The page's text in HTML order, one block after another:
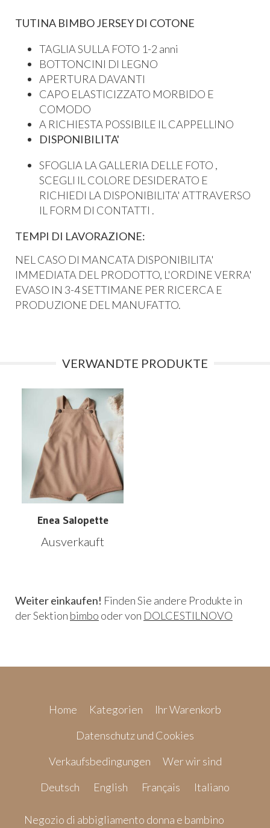
TUTINA BIMBO JERSEY DI COTONE
TAGLIA SULLA FOTO 1-2 anni
BOTTONCINI DI LEGNO
APERTURA DAVANTI
CAPO ELASTICIZZATO MORBIDO E
COMODO
A RICHIESTA POSSIBILE IL CAPPELLINO
DISPONIBILITA'
SFOGLIA LA GALLERIA DELLE FOTO ,
SCEGLI IL COLORE DESIDERATO E
RICHIEDI LA DISPONIBILITA' ATTRAVERSO
IL FORM DI CONTATTI .
TEMPI DI LAVORAZIONE:
NEL CASO DI MANCATA DISPONIBILITA'
IMMEDIATA DEL PRODOTTO, L'ORDINE VERRA'
EVASO IN 3-4 SETTIMANE PER RICERCA E
PRODUZIONE DEL MANUFATTO.
VERWANDTE PRODUKTE
Enea Salopette
Ausverkauft
Weiter einkaufen! Finden Sie andere Produkte in
der Sektion bimbo oder von DOLCESTILNOVO
Home Kategorien
Ihr Warenkorb
Datenschutz und Cookies
Verkaufsbedingungen
Wer wir sind
Deutsch
English Français Italiano
Negozio di abbigliamento donna e bambino